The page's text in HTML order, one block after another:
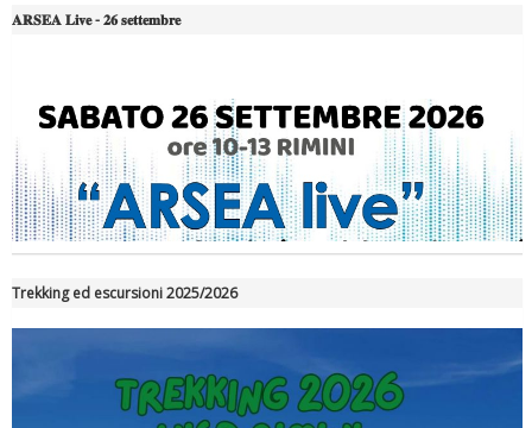
Luglio 2026: "Pensando con i piedi, si possono fare le
rivoluzioni"
𝐀𝐑𝐒𝐄𝐀 𝐋𝐢𝐯𝐞 - 𝟐𝟔 𝐬𝐞𝐭𝐭𝐞𝐦𝐛𝐫𝐞
Trekking ed escursioni 2025/2026